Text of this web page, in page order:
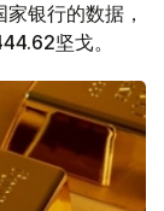
银行的数据，
坚戈。